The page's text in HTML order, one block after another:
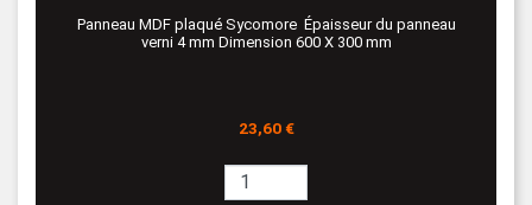
Panneau MDF plaqué Sycomore Épaisseur du panneau
verni 4 mm Dimension 600 X 300 mm
Prix
23,60 €